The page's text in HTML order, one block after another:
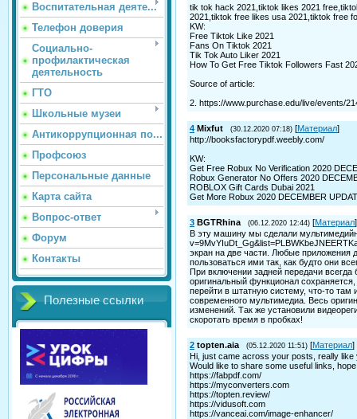
Воспитательная деяте...
Телефон доверия
Социально-
профилактическая
деятельность
ГТО
Школьные музеи
Антикоррупционная по...
Профсоюз
Персональные данные
Карта сайта
Вопрос-ответ
Форум
Контакты
Полезные ссылки
tik tok hack 2021,tiktok likes 2021
2021,tiktok free likes usa 2021,tiktok free
KW:
Free Tiktok Like 2021
Fans On Tiktok 2021
Tik Tok Auto Liker 2021
How To Get Free Tiktok Followers Fast
Source of article:
2. https://www.purchase.edu/live/events/
4 Mixfut (30.12.2020 07:18) [Материал]
http://booksfactorypdf.weebly.com/
KW:
Get Free Robux No Verification 2020
Robux Generator No Offers 2020
ROBLOX Gift Cards Dubai 2021
Get More Robux 2020 DECEMBER
3 BGTRhina (06.12.2020 12:44) [Материал]
В эту машину мы сделали
экран на две части. Любые приложения
пользоваться ими так, как будто они
При включении задней передачи всегда
оригинальный функционал
перейти в штатную систему, что-то там
современного мультимедиа. Весь
изменений. Так же установили
скоротать время в пробках!
2 topten.aia (05.12.2020 11:51) [Материал]
Hi, just came across your posts, really like
Would like to share some useful links,
https://fabpdf.com/
https://myconverters.com
https://topten.review/
https://vidusoft.com
https://vanceai.com/image-enhancer/